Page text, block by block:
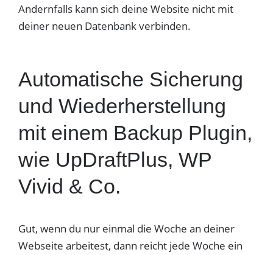
Andernfalls kann sich deine Website nicht mit
deiner neuen Datenbank verbinden.
Automatische Sicherung
und Wiederherstellung
mit einem Backup Plugin,
wie UpDraftPlus, WP
Vivid & Co.
Gut, wenn du nur einmal die Woche an deiner
Webseite arbeitest, dann reicht jede Woche ein